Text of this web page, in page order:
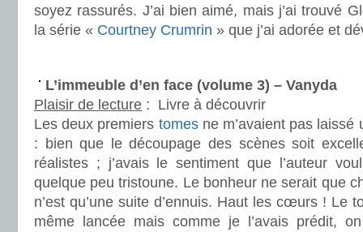
soyez rassurés. J’ai bien aimé, mais j’ai trouvé
la série « Courtney Crumrin » que j’ai adorée et
L’immeuble d’en face (volume 3) – Vanyda
Plaisir de lecture : Livre à découvrir
Les deux premiers tomesne m’avaient pas laissé
: bien que le découpage des scènes soit
réalistes ; j’avais le sentiment que l’auteur
quelque peu tristoune. Le bonheur ne serait que
n’est qu’une suite d’ennuis. Haut les cœurs ! Le
même lancée mais comme je l’avais prédit,